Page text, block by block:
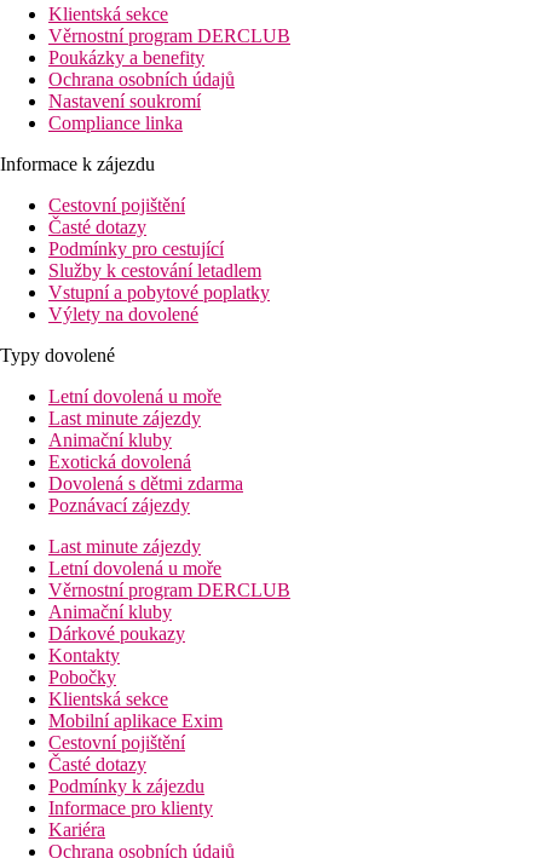
Klientská sekce
Věrnostní program DERCLUB
Poukázky a benefity
Ochrana osobních údajů
Nastavení soukromí
Compliance linka
Informace k zájezdu
Cestovní pojištění
Časté dotazy
Podmínky pro cestující
Služby k cestování letadlem
Vstupní a pobytové poplatky
Výlety na dovolené
Typy dovolené
Letní dovolená u moře
Last minute zájezdy
Animační kluby
Exotická dovolená
Dovolená s dětmi zdarma
Poznávací zájezdy
Last minute zájezdy
Letní dovolená u moře
Věrnostní program DERCLUB
Animační kluby
Dárkové poukazy
Kontakty
Pobočky
Klientská sekce
Mobilní aplikace Exim
Cestovní pojištění
Časté dotazy
Podmínky k zájezdu
Informace pro klienty
Kariéra
Ochrana osobních údajů